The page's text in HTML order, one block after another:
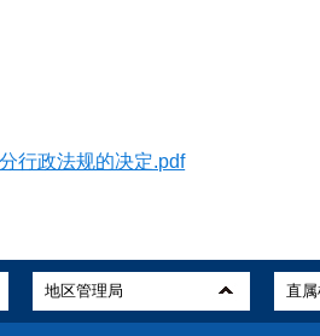
行政法规的决定.pdf